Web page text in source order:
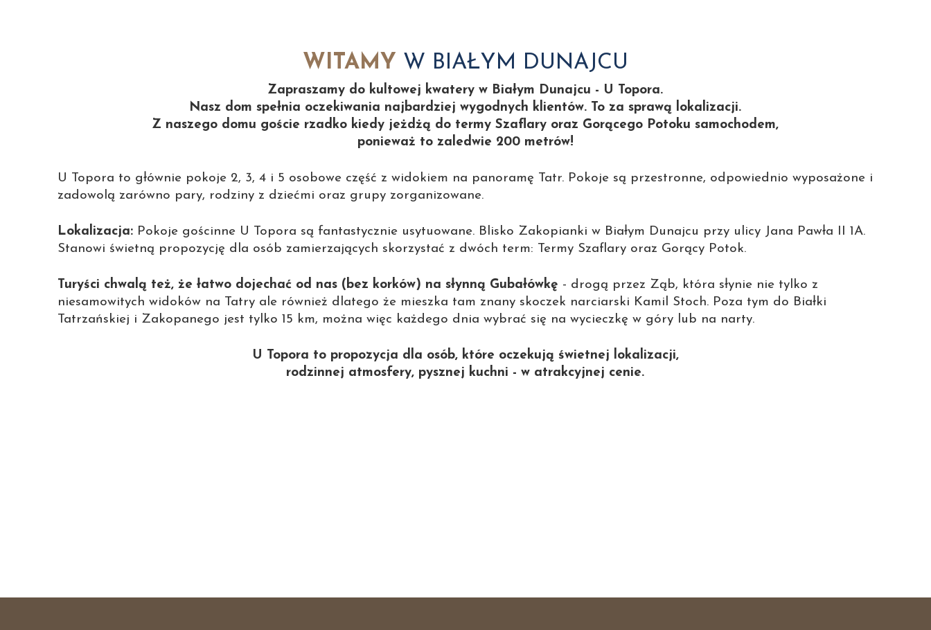
WITAMY W BIAŁYM DUNAJCU
Zapraszamy do kultowej kwatery w Białym Dunajcu - U Topora.
Nasz dom spełnia oczekiwania najbardziej wygodnych klientów. To za sprawą lokalizacji.
Z naszego domu goście rzadko kiedy jeżdżą do termy Szaflary oraz Gorącego Potoku samochodem,
ponieważ to zaledwie 200 metrów!
U Topora to głównie pokoje 2, 3, 4 i 5 osobowe część z widokiem na panoramę Tatr. Pokoje są przestronne, odpowiednio wyposażone i
zadowolą zarówno pary, rodziny z dziećmi oraz grupy zorganizowane.
Lokalizacja:Pokoje gościnne U Topora są fantastycznie usytuowane. Blisko Zakopianki w Białym Dunajcu przy ulicy Jana Pawła II 1A.
Stanowi świetną propozycję dla osób zamierzających skorzystać z dwóch term: Termy Szaflary oraz Gorący Potok.
Turyści chwalą też, że łatwo dojechać od nas (bez korków) na słynną Gubałówkę - drogą przez Ząb, która słynie nie tylko z
niesamowitych widoków na Tatry ale również dlatego że mieszka tam znany skoczek narciarski Kamil Stoch. Poza tym do Białki
Tatrzańskiej i Zakopanego jest tylko 15 km, można więc każdego dnia wybrać się na wycieczkę w góry lub na narty.
U Topora to propozycja dla osób, które oczekują świetnej lokalizacji,
rodzinnej atmosfery, pysznej kuchni - w atrakcyjnej cenie.